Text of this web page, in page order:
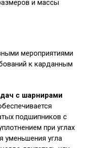
и массы
мероприятиями
к карданным
с шарнирами
подшипников с
при углах
уменьшения угла